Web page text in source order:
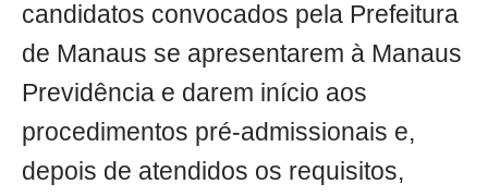
candidatos convocados pela Prefeitura
de Manaus se apresentarem à Manaus
Previdência e darem início aos
procedimentos pré-admissionais e,
depois de atendidos os requisitos,